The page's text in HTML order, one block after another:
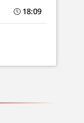
18:09